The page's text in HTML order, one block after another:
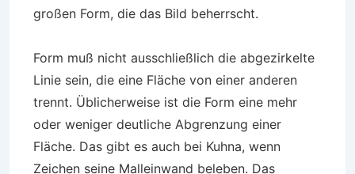
großen Form, die das Bild beherrscht.
Form muß nicht ausschließlich die abgezirkelte
Linie sein, die eine Fläche von einer anderen
trennt. Üblicherweise ist die Form eine mehr
oder weniger deutliche Abgrenzung einer
Fläche. Das gibt es auch bei Kuhna, wenn
Zeichen seine Malleinwand beleben. Das